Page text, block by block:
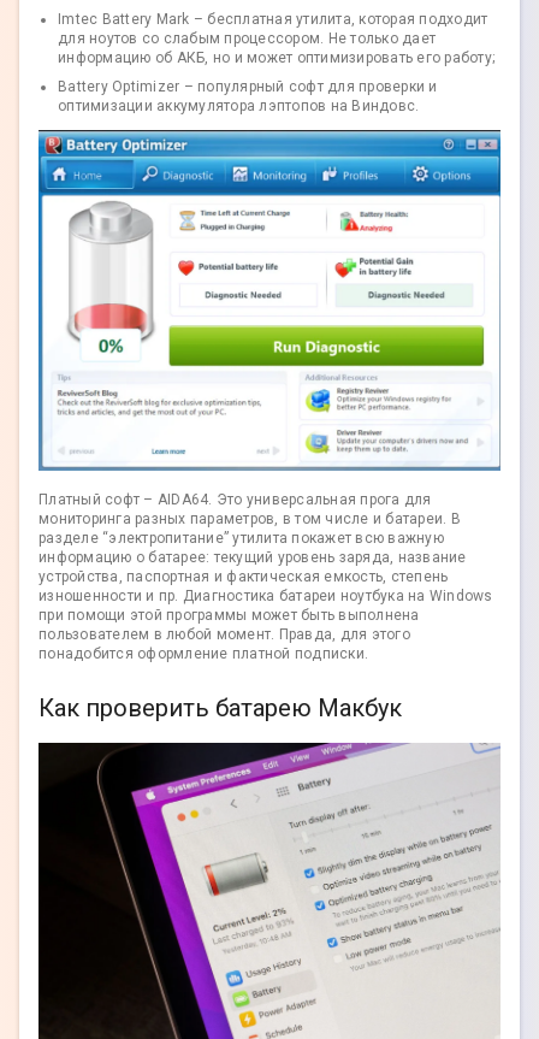
Imtec Battery Mark – бесплатная утилита, которая подходит
для ноутов со слабым процессором. Не только дает
информацию об АКБ, но и может оптимизировать его работу;
Battery Optimizer – популярный софт для проверки и
оптимизации аккумулятора лэптопов на Виндовс.
Платный софт – AIDA64. Это универсальная прога для
мониторинга разных параметров, в том числе и батареи. В
разделе “электропитание” утилита покажет всю важную
информацию о батарее: текущий уровень заряда, название
устройства, паспортная и фактическая емкость, степень
изношенности и пр. Диагностика батареи ноутбука на Windows
при помощи этой программы может быть выполнена
пользователем в любой момент. Правда, для этого
понадобится оформление платной подписки.
Как проверить батарею Макбук